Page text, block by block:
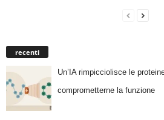
recenti
Un’IA rimpicciolisce le
comprometterne la funzione